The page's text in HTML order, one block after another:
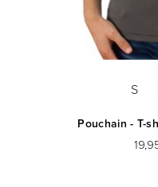
S
Pouchain - T-